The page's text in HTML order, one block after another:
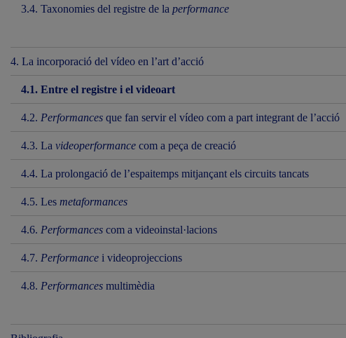
3.4. Taxonomies del registre de la performance
4. La incorporació del vídeo en l’art d’acció
4.1. Entre el registre i el videoart
4.2. Performances que fan servir el vídeo com a part integrant de l’acció
4.3. La videoperformance com a peça de creació
4.4. La prolongació de l’espaitemps mitjançant els circuits tancats
4.5. Les metaformances
4.6. Performances com a videoinstal·lacions
4.7. Performance i videoprojeccions
4.8. Performances multimèdia